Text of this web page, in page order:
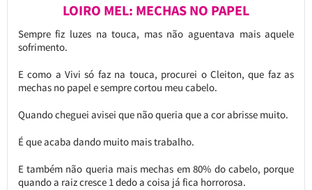
LOIRO MEL: MECHAS NO PAPEL
Sempre fiz luzes na touca, mas não aguentava mais aquele
sofrimento.
E como a Vivi só faz na touca, procurei o Cleiton, que faz as
mechas no papel e sempre cortou meu cabelo.
Quando cheguei avisei que não queria que a cor abrisse muito.
É que acaba dando muito mais trabalho.
E também não queria mais mechas em 80% do cabelo, porque
quando a raiz cresce 1 dedo a coisa já fica horrorosa.